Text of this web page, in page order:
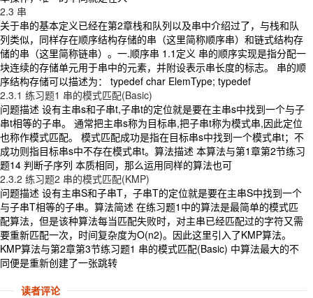
2.3 串
关于串的基本定义已经在第2章栈和队列以及串中介绍过了，与栈和队
列类似，同样存在顺序结构存储的串（这里简称顺序串）和链式结构存
储的串（这里简称链串）。一.顺序串 1.1定义 串的顺序实现是指分配一
块连续的存储单元用于串中的元素，并附设表示串长度的标志。 串的顺
序结构存储可以描述为： typedef char ElemType; typedef
2.3.1 练习题1 串的模式匹配(Basic)
问题描述 设有主串s和子串t,子串t的定位就是要在主串s中找到一个与子
串t相等的子串。 通常把主串s称为目标串,把子串t称为模式串,因此定位
也称作模式匹配。 模式匹配成功是指在目标串s中找到一个模式串t；不
成功则指目标串s中不存在模式串t。算法描述 本算法与第1章第2节练习
题14 判断子序列 本质相同，那么运用同样的算法也可
2.3.2 练习题2 串的模式匹配(KMP)
问题描述 设有主串S和子串T，子串T的定位就是要在主串S中找到一个
与子串T相等的子串。算法简述 在练习题1中的算法是最简单的模式匹
配算法，但是该种算法每当匹配失败时，对主串已经匹配过的字符又需
要重新匹配一次，时间复杂度为O(n2)。因此这里引入了KMP算法。
KMP算法与第2章第3节练习题1 串的模式匹配(Basic) 中算法最大的不
同便是重新创建了一张跳转
读者评论